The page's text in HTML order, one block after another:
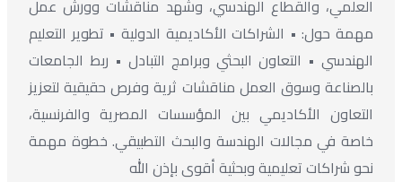
العلمي، والقطاع الهندسي، وشهد مناقشات وورش عمل
مهمة حول: • الشراكات الأكاديمية الدولية • تطوير التعليم
الهندسي • التعاون البحثي وبرامج التبادل • ربط الجامعات
بالصناعة وسوق العمل مناقشات ثرية وفرص حقيقية لتعزيز
التعاون الأكاديمي بين المؤسسات المصرية والفرنسية،
خاصة في مجالات الهندسة والبحث التطبيقي. خطوة مهمة
نحو شراكات تعليمية وبحثية أقوى بإذن الله